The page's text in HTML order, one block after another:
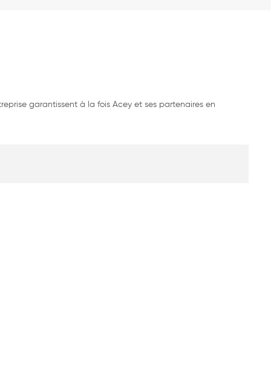
garantissent à la fois Acey et ses partenaires en